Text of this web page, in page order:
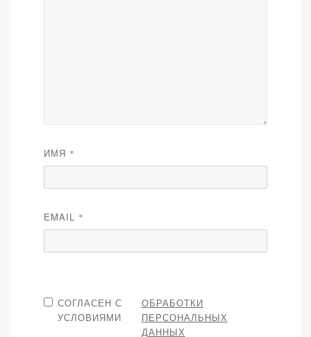
ИМЯ *
EMAIL *
СОГЛАСЕН С
УСЛОВИЯМИ
ОБРАБОТКИ
ПЕРСОНАЛЬНЫХ
ДАННЫХ